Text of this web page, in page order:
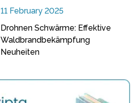
11 February 2025
Drohnen Schwärme: Effektive
Waldbrandbekämpfung
Neuheiten